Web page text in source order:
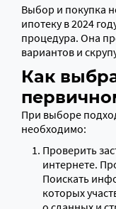
Выбор и покупка
ипотеку в 2024
процедура. Она
вариантов и
Как
При выборе
необходимо:
Проверить
интернете.
Поискать
которых